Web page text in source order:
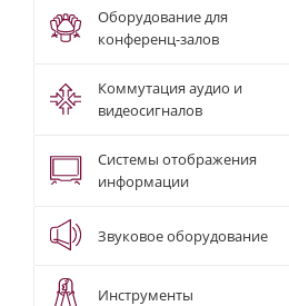
Оборудование для
конференц-залов
Коммутация аудио и
видеосигналов
Системы отображения
информации
Звуковое оборудование
Инструменты